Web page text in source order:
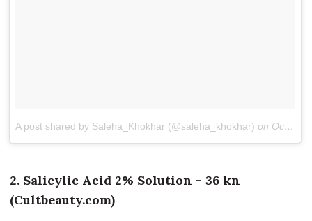
A post shared by Saleha_Khokhar (@saleha_khokhar) on Oct 10, 2017 at 2:31am PDT
2. Salicylic Acid 2% Solution - 36 kn
(Cultbeauty.com)